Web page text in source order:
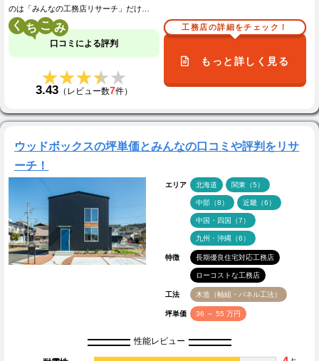
のは「みんなの工務店リサーチ」だけ…
く こ
口コミによる評判
★★★★★
★★★★★
3.43 （レビュー数7件）
工務店の詳細をチェック！
もっと詳しく見る
ウッドボックスの坪単価とみんなの口コミや評判をリサ
ーチ！
エリア 北海道 関東（5）
中部（8） 近畿（6）
中国・四国（7）
九州・沖縄（6）
特徴 長期優良住宅対応工務店
ローコストな工務店
工法 木造（軸組・パネル工法）
坪単価 36 ～ 55 万円
性能レビュー